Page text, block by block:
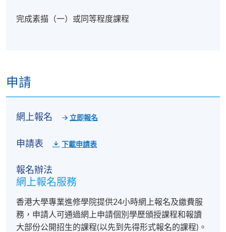
完成素描（一）或同等程度課程
申請
網上報名 立即報名
申請表 下載申請表
報名辦法
網上報名服務
香港大學專業進修學院提供24小時網上報名及繳費服
務，申請人可通過網上申請個別學歷頒授課程和報讀
大部份公開招生的課程(以先到先得形式報名的課程)。